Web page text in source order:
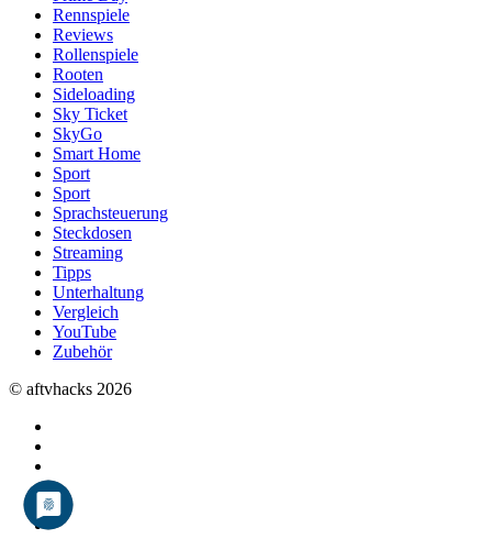
Rennspiele
Reviews
Rollenspiele
Rooten
Sideloading
Sky Ticket
SkyGo
Smart Home
Sport
Sport
Sprachsteuerung
Steckdosen
Streaming
Tipps
Unterhaltung
Vergleich
YouTube
Zubehör
© aftvhacks 2026